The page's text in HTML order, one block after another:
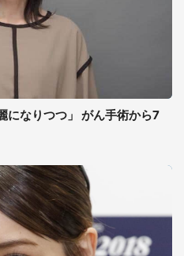
になりつつ」 がん手術から7